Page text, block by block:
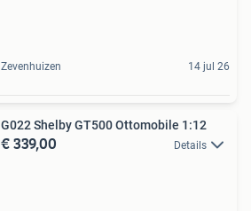
Zevenhuizen 14 jul 26
G022 Shelby GT500 Ottomobile 1:12
€ 339,00 Details